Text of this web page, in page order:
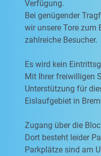
Verfügung.
Bei genügender
wir unsere Tore zum
zahlreiche Besucher.
Es wird kein
Mit Ihrer freiwilligen
Unterstützung für
Eislaufgebiet in
Zugang über die
Dort besteht leider
Parkplätze sind am